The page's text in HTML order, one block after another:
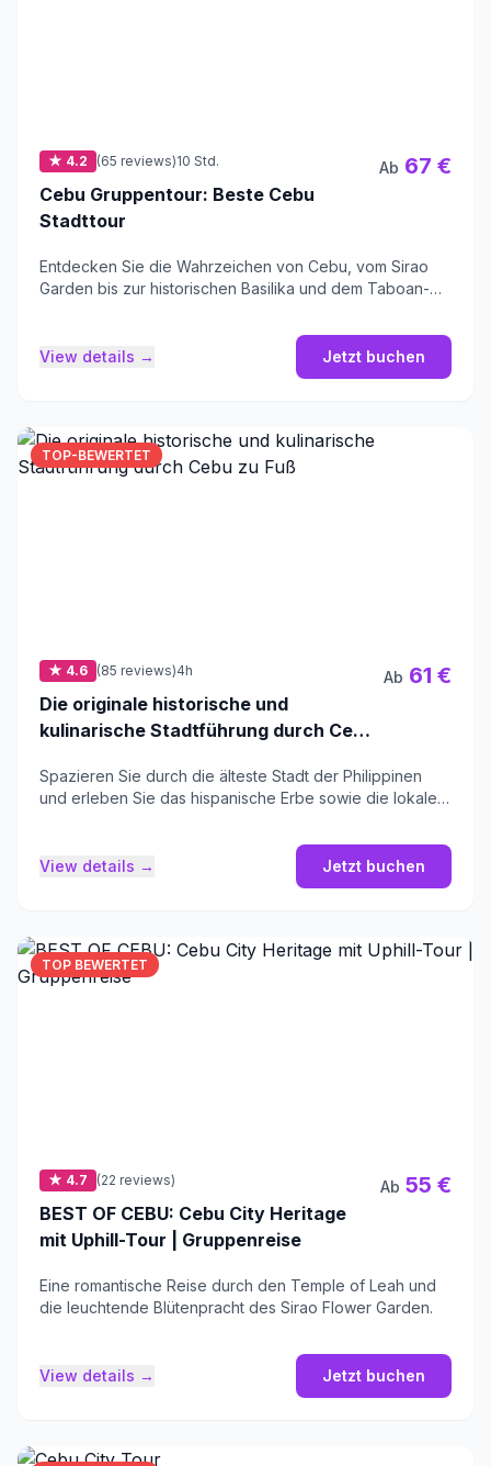
★ 4.2 (65 reviews)10 Std.
Cebu Gruppentour: Beste Cebu
Stadttour
Ab 67 €
Entdecken Sie die Wahrzeichen von Cebu, vom Sirao
Garden bis zur historischen Basilika und dem Taboan-
View details → Jetzt buchen
TOP-BEWERTET
★ 4.6 (85 reviews)4h
Die originale historische und
kulinarische Stadtführung durch Cebu
Ab 61 €
Spazieren Sie durch die älteste Stadt der Philippinen
und erleben Sie das hispanische Erbe sowie die lokale
View details → Jetzt buchen
TOP BEWERTET
★ 4.7 (22 reviews)
BEST OF CEBU: Cebu City Heritage
mit Uphill-Tour | Gruppenreise
Ab 55 €
Eine romantische Reise durch den Temple of Leah und
die leuchtende Blütenpracht des Sirao Flower Garden.
View details → Jetzt buchen